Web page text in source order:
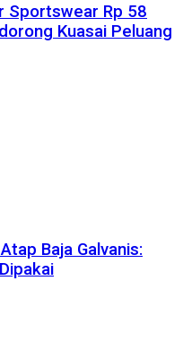
Sportswear Rp 58
Kuasai Peluang
Baja Galvanis: